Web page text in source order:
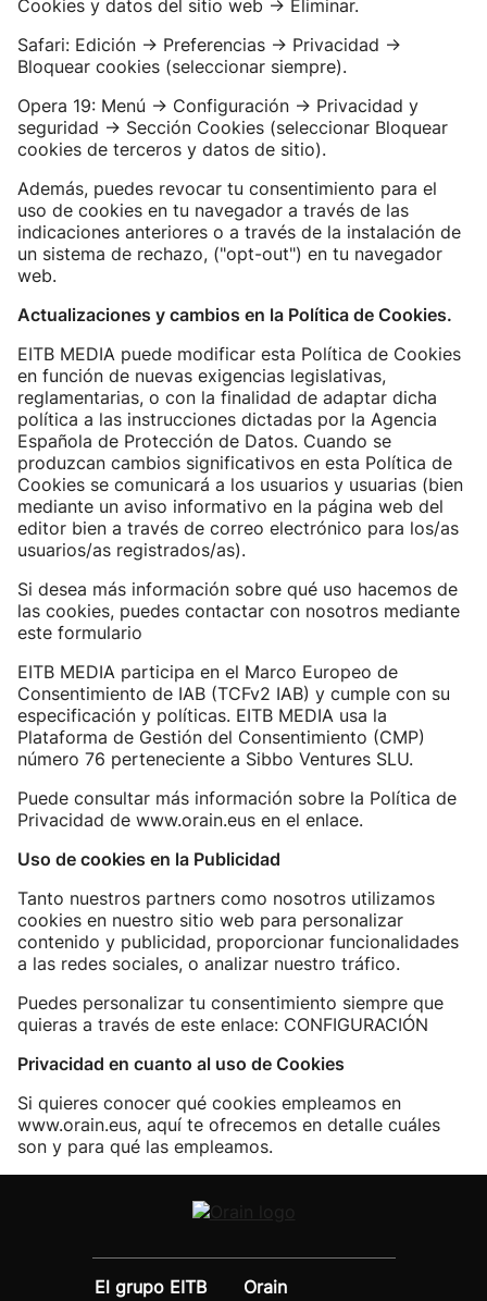
Cookies y datos del sitio web -> Eliminar.
Safari: Edición -> Preferencias -> Privacidad ->
Bloquear cookies (seleccionar siempre).
Opera 19: Menú -> Configuración -> Privacidad y
seguridad -> Sección Cookies (seleccionar Bloquear
cookies de terceros y datos de sitio).
Además, puedes revocar tu consentimiento para el
uso de cookies en tu navegador a través de las
indicaciones anteriores o a través de la instalación de
un sistema de rechazo, ("opt-out") en tu navegador
web.
Actualizaciones y cambios en la Política de Cookies.
EITB MEDIA puede modificar esta Política de Cookies
en función de nuevas exigencias legislativas,
reglamentarias, o con la finalidad de adaptar dicha
política a las instrucciones dictadas por la Agencia
Española de Protección de Datos. Cuando se
produzcan cambios significativos en esta Política de
Cookies se comunicará a los usuarios y usuarias (bien
mediante un aviso informativo en la página web del
editor bien a través de correo electrónico para los/as
usuarios/as registrados/as).
Si desea más información sobre qué uso hacemos de
las cookies, puedes contactar con nosotros mediante
este formulario
EITB MEDIA participa en el Marco Europeo de
Consentimiento de IAB (TCFv2 IAB) y cumple con su
especificación y políticas. EITB MEDIA usa la
Plataforma de Gestión del Consentimiento (CMP)
número 76 perteneciente a Sibbo Ventures SLU.
Puede consultar más información sobre la Política de
Privacidad de www.orain.eus en el enlace.
Uso de cookies en la Publicidad
Tanto nuestros partners como nosotros utilizamos
cookies en nuestro sitio web para personalizar
contenido y publicidad, proporcionar funcionalidades
a las redes sociales, o analizar nuestro tráfico.
Puedes personalizar tu consentimiento siempre que
quieras a través de este enlace: CONFIGURACIÓN
Privacidad en cuanto al uso de Cookies
Si quieres conocer qué cookies empleamos en
www.orain.eus, aquí te ofrecemos en detalle cuáles
son y para qué las empleamos.
El grupo EITB Orain